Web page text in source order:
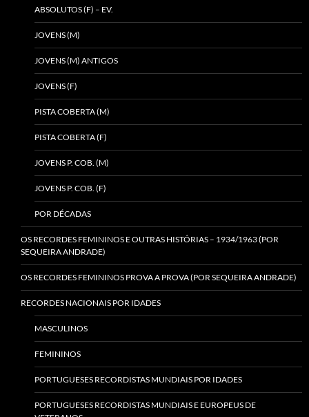
ABSOLUTOS (F) – EV.
JOVENS (M)
JOVENS (M) ANTIGOS
JOVENS (F)
PISTA COBERTA (M)
PISTA COBERTA (F)
JOVENS P. COB. (M)
JOVENS P. COB. (F)
POR DÉCADAS
OS RECORDES FEMININOS E OUTRAS HISTÓRIAS – 1934/1963 (POR
SEQUEIRA ANDRADE)
OS RECORDES FEMININOS PROVA A PROVA (POR SEQUEIRA ANDRADE)
RECORDES NACIONAIS POR IDADES
MASCULINOS
FEMININOS
PORTUGUESES RECORDISTAS MUNDIAIS POR IDADES
PORTUGUESES RECORDISTAS MUNDIAIS E EUROPEUS DE